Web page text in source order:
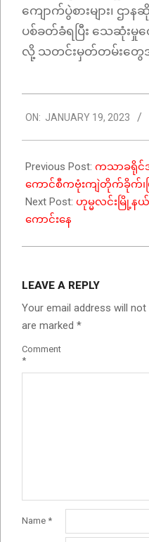
ကျောက်ပွဲစားများ၊ ဌ
ပစ်ခတ်ခံရပြီး သေဆုံး
လို့ သတင်းမှတ်တမ်းတွေ
01-
19
ON: JANUARY 19, 2023
Previous Post: ကသာခရိုင်
ကောင်စီကဗုံးကျဲတိုက်ခိုက်၊
Next Post: ဟုမ္မလင်းမြို့န
ကောင်းနေ
LEAVE A REPLY
Your email address will not
are marked *
Comment
*
Name *